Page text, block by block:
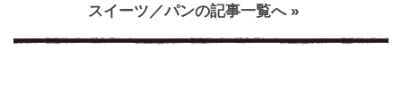
スイーツ／パンの記事一覧へ »